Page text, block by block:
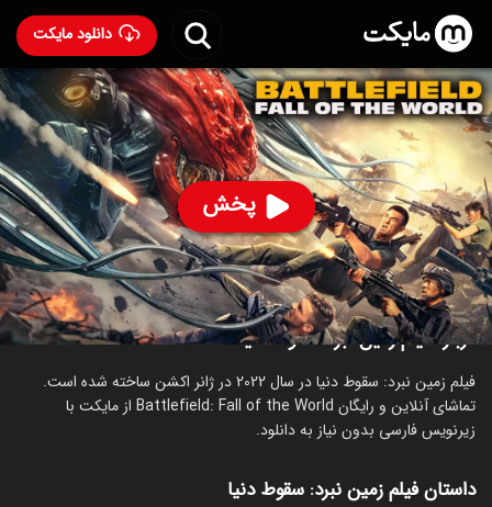
دانلود مایکت
پخش
فیلم زمین نبرد: سقوط دنیا - Battlefield: Fall of the World
2022
۴۷۲ 58% ۴.۲
ساخت چین سال 2022
رده سنی ۱۳+
اکشن
درباره فیلم زمین نبرد: سقوط دنیا
فیلم زمین نبرد: سقوط دنیا در سال 2022 در ژانر اکشن ساخته شده است.
تماشای آنلاین و رایگان Battlefield: Fall of the World از مایکت با
زیرنویس فارسی بدون نیاز به دانلود.
داستان فیلم زمین نبرد: سقوط دنیا